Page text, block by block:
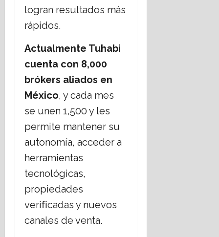
logran resultados más
rápidos.
Actualmente Tuhabi
cuenta con 8,000
brókers aliados en
México, y cada mes
se unen 1,500 y les
permite mantener su
autonomía, acceder a
herramientas
tecnológicas,
propiedades
veriﬁcadas y nuevos
canales de venta.